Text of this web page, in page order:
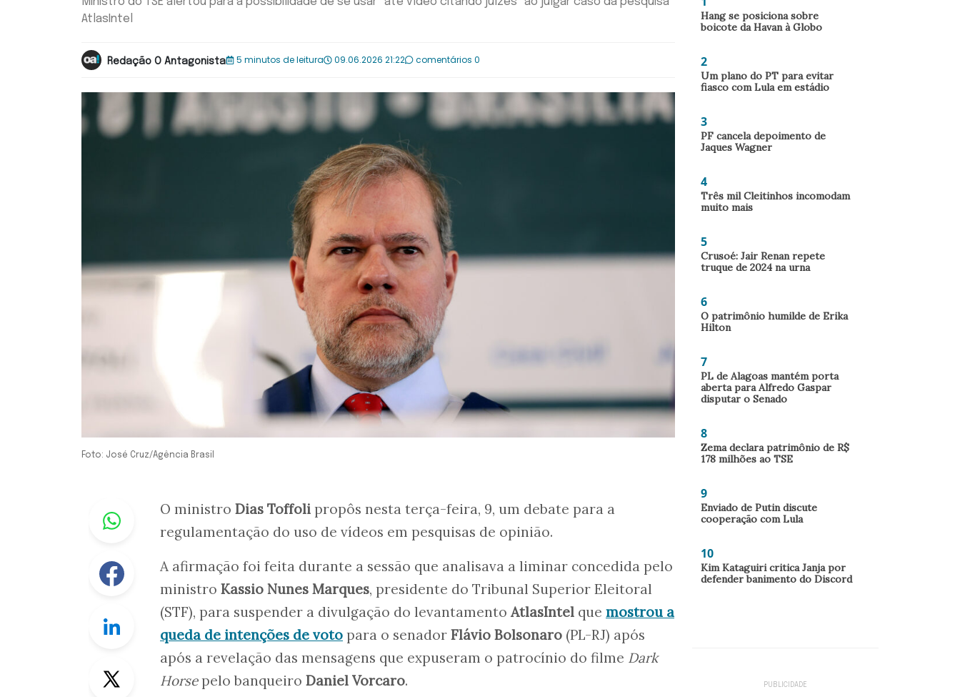
AtlasIntel
Redação O Antagonista 5 minutos de leitura 09.06.2026 21:22 comentários 0
Foto: José Cruz/Agência Brasil
Whastapp
Facebook
Linkedin
Twitter
O ministro Dias Toffoli propôs nesta terça-feira, 9, um debate para a
regulamentação do uso de vídeos em pesquisas de opinião.
A afirmação foi feita durante a sessão que analisava a liminar concedida pelo
ministro Kassio Nunes Marques, presidente do Tribunal Superior Eleitoral
(STF), para suspender a divulgação do levantamento AtlasIntel que mostrou a
queda de intenções de voto para o senador Flávio Bolsonaro (PL-RJ) após
após a revelação das mensagens que expuseram o patrocínio do filme Dark
Horsepelo banqueiro Daniel Vorcaro.
Hang se posiciona sobre
boicote da Havan à Globo
2
Um plano do PT para evitar
fiasco com Lula em estádio
3
PF cancela depoimento de
Jaques Wagner
4
Três mil Cleitinhos incomodam
muito mais
5
Crusoé: Jair Renan repete
truque de 2024 na urna
6
O patrimônio humilde de Erika
Hilton
7
PL de Alagoas mantém porta
aberta para Alfredo Gaspar
disputar o Senado
8
Zema declara patrimônio de R$
178 milhões ao TSE
9
Enviado de Putin discute
cooperação com Lula
10
Kim Kataguiri critica Janja por
defender banimento do Discord